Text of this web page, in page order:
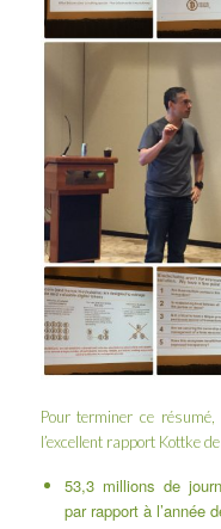
Pour terminer ce
l’excellent rapport Kottke de
53,3 millions de
par rapport à l’année